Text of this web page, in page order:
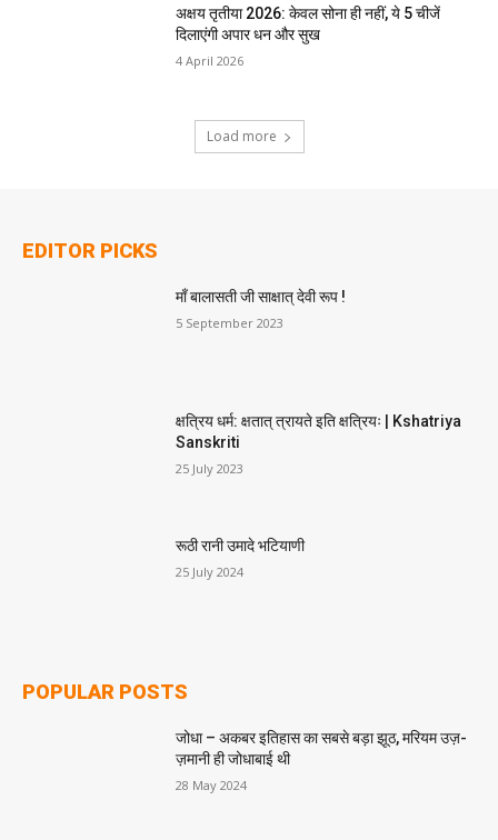
अक्षय तृतीया 2026: केवल सोना ही नहीं, ये 5 चीजें
दिलाएंगी अपार धन और सुख
4 April 2026
Load more
EDITOR PICKS
माँ बालासती जी साक्षात् देवी रूप !
5 September 2023
क्षत्रिय धर्म: क्षतात् त्रायते इति क्षत्रियः | Kshatriya
Sanskriti
25 July 2023
रूठी रानी उमादे भटियाणी
25 July 2024
POPULAR POSTS
जोधा – अकबर इतिहास का सबसे बड़ा झूठ, मरियम उज़-
ज़मानी ही जोधाबाई थी
28 May 2024